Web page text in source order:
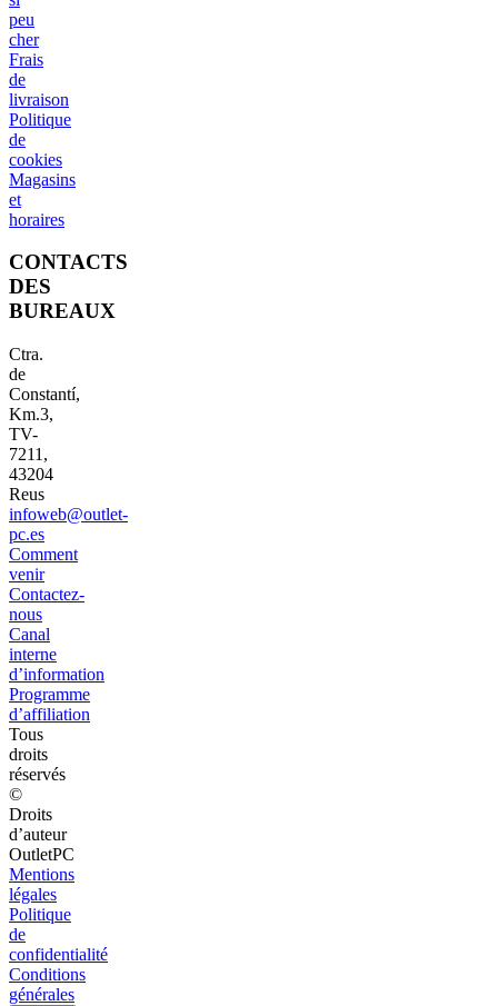
peu
cher
Frais
de
livraison
Politique
de
cookies
Magasins
et
horaires
CONTACTS
DES
BUREAUX
Ctra.
de
Constantí,
Km.3,
TV-
7211,
43204
Reus
infoweb@outlet-
pc.es
Comment
venir
Contactez-
nous
Canal
interne
d’information
Programme
d’affiliation
Tous
droits
réservés
©
Droits
d’auteur
OutletPC
Mentions
légales
Politique
de
confidentialité
Conditions
générales